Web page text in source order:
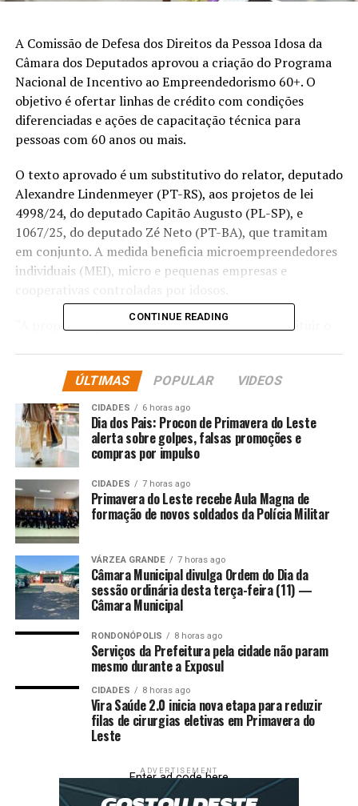
A Comissão de Defesa dos Direitos da Pessoa Idosa da
Câmara dos Deputados aprovou a criação do Programa
Nacional de Incentivo ao Empreendedorismo 60+. O
objetivo é ofertar linhas de crédito com condições
diferenciadas e ações de capacitação técnica para
pessoas com 60 anos ou mais.
O texto aprovado é um substitutivodo relator, deputado
Alexandre Lindenmeyer (PT-RS), aos projetos de lei
4998/24, do deputado Capitão Augusto (PL-SP), e
1067/25, do deputado Zé Neto (PT-BA), que tramitam
em conjunto. A medida beneficia microempreendedores
individuais (MEI), micro e pequenas empresas e
“A proposta apresenta iniciativa louvável ao instituir o
que promovam a inclusão produtiva, a independência
econômica e o envelhecimento ativo de pessoas com
idade igual ou superior a 60 anos”, afirmou o relator.
Regras e alterações
Pela proposta aprovada, as linhas de crédito deverão
oferecer prazos estendidos para pagamento,
possibilidade de carência inicial e sistemas de garantia
simplificados. O texto também prevê capacitação com
foco em gestão, finanças, inovação e inclusão digital.
A proposta altera o Estatuto da Pessoa Idosa (Lei
10.741/03), a lei do Programa Nacional de Microcrédito
(Lei 13.999/20). As mudanças garantem, por exemplo, a
adesão prioritária e facilitada de idosos ao Pronampe.
Próximos passos
A proposta tramita emcaráter conclusivoe ainda será
analisada pelas comissões de Finanças e Tributação; e de
sido aprovado anteriormente pela Comissão de
Indústria, Comércio e Serviços.
CONTINUE READING
ÚLTIMAS POPULAR VIDEOS
CIDADES 6 horas ago
Dia dos Pais: Procon de Primavera do Leste
alerta sobre golpes, falsas promoções e
compras por impulso
CIDADES 7 horas ago
Primavera do Leste recebe Aula Magna de
formação de novos soldados da Polícia Militar
VÁRZEA GRANDE 7 horas ago
Câmara Municipal divulga Ordem do Dia da
sessão ordinária desta terça-feira (11) —
Câmara Municipal
RONDONÓPOLIS 8 horas ago
Serviços da Prefeitura pela cidade não param
mesmo durante a Exposul
CIDADES 8 horas ago
Vira Saúde 2.0 inicia nova etapa para reduzir
filas de cirurgias eletivas em Primavera do
Leste
ADVERTISEMENT
Enter ad code here